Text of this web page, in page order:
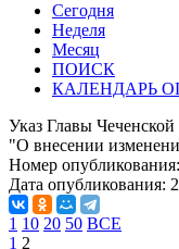
Сегодня
Неделя
Месяц
ПОИСК
КАЛЕНДАРЬ
Указ Главы
"О внесении
Номер опубликования:
Дата опубликования:
1 10 20 50 ВСЕ
1 2